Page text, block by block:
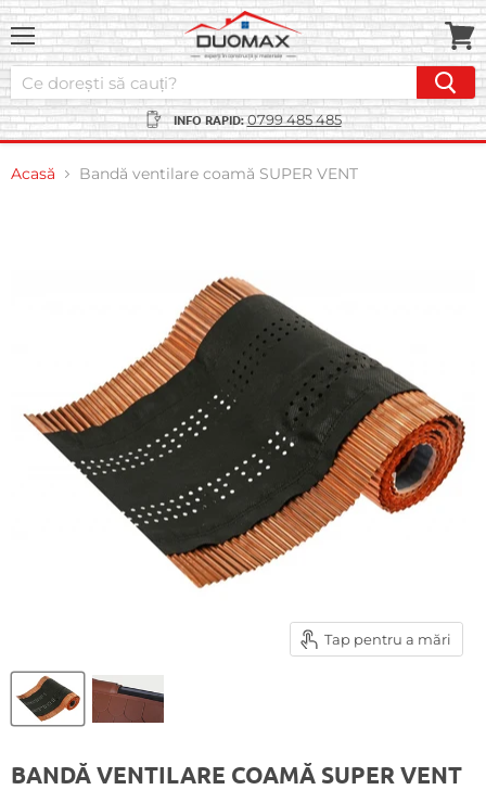
Meniu
INFO RAPID:0799 485 485
Vezi
coșul
Acasă Bandă ventilare coamă SUPER VENT
Tap pentru a mări
BANDĂ VENTILARE COAMĂ SUPER VENT